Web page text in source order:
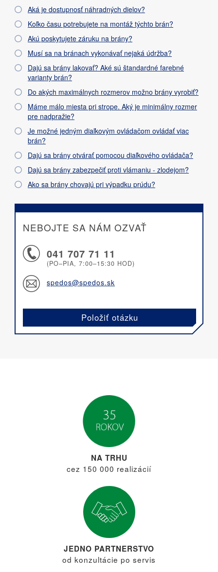
Aká je dostupnosť náhradných dielov?
Koľko času potrebujete na montáž týchto brán?
Akú poskytujete záruku na brány?
Musí sa na bránach vykonávať nejaká údržba?
Dajú sa brány lakovať? Aké sú štandardné farebné
varianty brán?
Do akých maximálnych rozmerov možno brány vyrobiť?
Máme málo miesta pri strope. Aký je minimálny rozmer
pre nadpražie?
Je možné jedným diaľkovým ovládačom ovládať viac
brán?
Dajú sa brány otvárať pomocou diaľkového ovládača?
Dajú sa brány zabezpečiť proti vlámaniu - zlodejom?
Ako sa brány chovajú pri výpadku prúdu?
NEBOJTE SA NÁM OZVAŤ
041 707 71 11
(PO–PIA, 7:00–15:30 HOD)
spedos@spedos.sk
Položiť otázku
NA TRHU
cez 150 000 realizácií
JEDNO PARTNERSTVO
od konzultácie po servis